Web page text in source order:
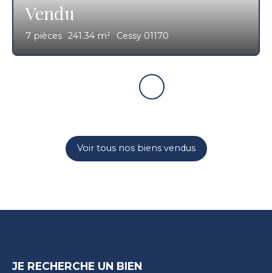
Vendu
7 pièces 241.34 m² Cessy 01170
Voir tous nos biens vendus
JE RECHERCHE UN BIEN